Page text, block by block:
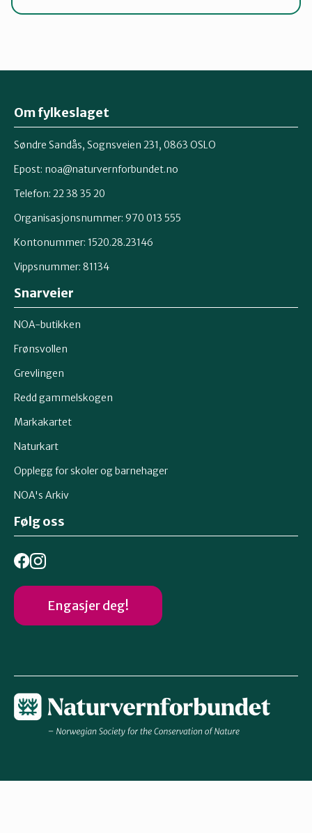
Om fylkeslaget
Søndre Sandås, Sognsveien 231, 0863 OSLO
Epost: noa@naturvernforbundet.no
Telefon: 22 38 35 20
Organisasjonsnummer: 970 013 555
Kontonummer: 1520.28.23146
Vippsnummer: 81134
Snarveier
NOA-butikken
Frønsvollen
Grevlingen
Redd gammelskogen
Markakartet
Naturkart
Opplegg for skoler og barnehager
NOA's Arkiv
Følg oss
Engasjer deg!